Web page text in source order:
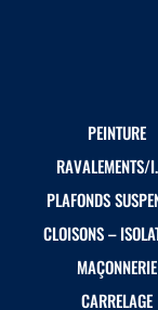
PEINTURE
RAVALEMENTS/
PLAFONDS
CLOISONS –
MAÇONNERIE
CARRELAGE